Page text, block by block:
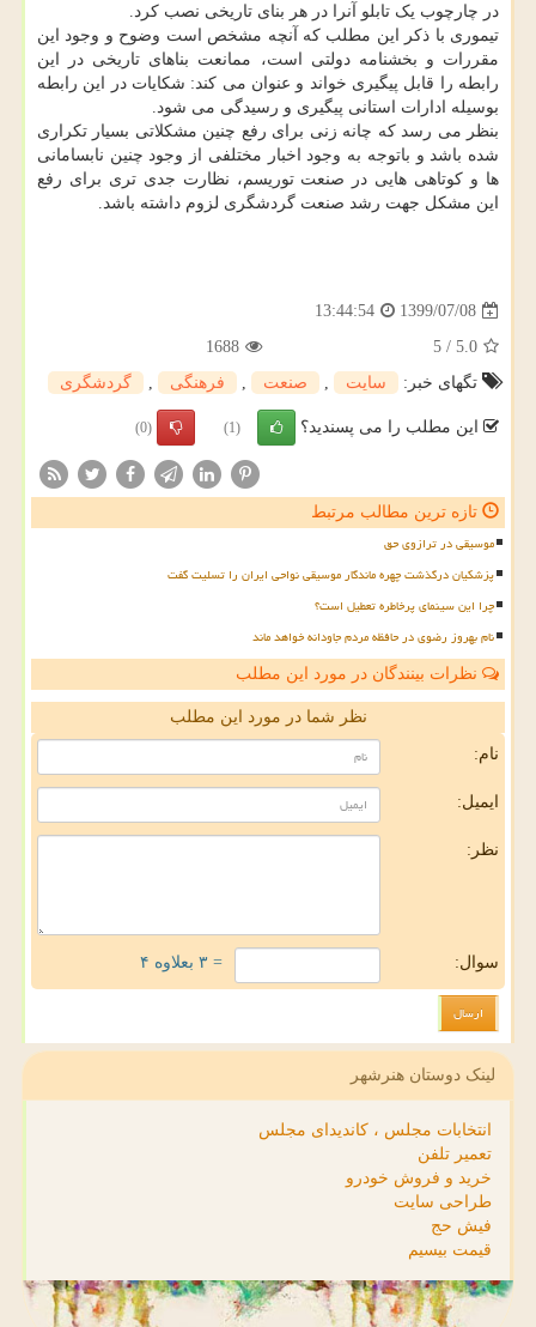
در چارچوب یک تابلو آنرا در هر بنای تاریخی نصب کرد.
تیموری با ذکر این مطلب که آنچه مشخص است وضوح و وجود این
مقررات و بخشنامه دولتی است، ممانعت بناهای تاریخی در این
رابطه را قابل پیگیری خواند و عنوان می کند: شکایات در این رابطه
بوسیله ادارات استانی پیگیری و رسیدگی می شود.
بنظر می رسد که چانه زنی برای رفع چنین مشکلاتی بسیار تکراری
شده باشد و باتوجه به وجود اخبار مختلفی از وجود چنین نابسامانی
ها و کوتاهی هایی در صنعت توریسم، نظارت جدی تری برای رفع
این مشکل جهت رشد صنعت گردشگری لزوم داشته باشد.
1399/07/08
13:44:54
5.0
/
5
1688
تگهای خبر:
سایت , صنعت , فرهنگی , گردشگری
این مطلب را می پسندید؟ (1)
(0)
تازه ترین مطالب مرتبط
موسیقی در ترازوی حق
پزشکیان درگذشت چهره ماندگار موسیقی نواحی ایران را تسلیت گفت
چرا این سینمای پرخاطره تعطیل است؟
نام بهروز رضوی در حافظه مردم جاودانه خواهد ماند
نظرات بینندگان در مورد این مطلب
نظر شما در مورد این مطلب
نام:
ایمیل:
نظر:
سوال: = ۳ بعلاوه ۴
لینک دوستان هنرشهر
انتخابات مجلس ، کاندیدای مجلس
تعمیر تلفن
خرید و فروش خودرو
طراحی سایت
فیش حج
قیمت بیسیم